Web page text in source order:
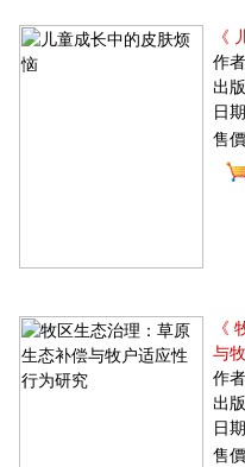
《
作
出
日
售
《
与
作
出
日
售